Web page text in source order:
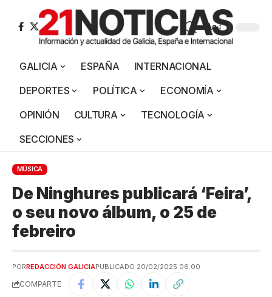
Aa
GALICIA ESPAÑA
INTERNACIONAL
DEPORTES
POLÍTICA
ECONOMÍA
OPINIÓN
CULTURA
TECNOLOGÍA
SECCIONES
MÚSICA
De Ninghures publicará ‘Feira’,
o seu novo álbum, o 25 de
febreiro
PORREDACCIÓN GALICIAPUBLICADO 20/02/2025 06:00
COMPARTE